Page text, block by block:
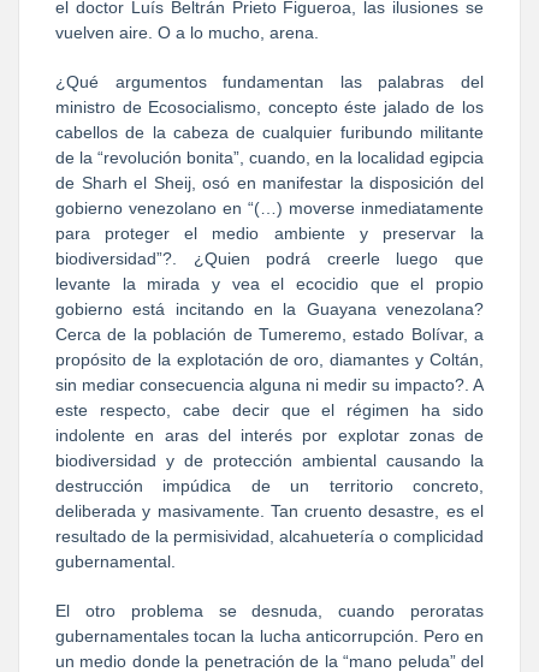
el doctor Luís Beltrán Prieto Figueroa, las ilusiones se
vuelven aire. O a lo mucho, arena.
¿Qué argumentos fundamentan las palabras del
ministro de Ecosocialismo, concepto éste jalado de los
cabellos de la cabeza de cualquier furibundo militante
de la “revolución bonita”, cuando, en la localidad egipcia
de Sharh el Sheij, osó en manifestar la disposición del
gobierno venezolano en “(…) moverse inmediatamente
para proteger el medio ambiente y preservar la
biodiversidad”?. ¿Quien podrá creerle luego que
levante la mirada y vea el ecocidio que el propio
gobierno está incitando en la Guayana venezolana?
Cerca de la población de Tumeremo, estado Bolívar, a
propósito de la explotación de oro, diamantes y Coltán,
sin mediar consecuencia alguna ni medir su impacto?. A
este respecto, cabe decir que el régimen ha sido
indolente en aras del interés por explotar zonas de
biodiversidad y de protección ambiental causando la
destrucción impúdica de un territorio concreto,
deliberada y masivamente. Tan cruento desastre, es el
resultado de la permisividad, alcahuetería o complicidad
gubernamental.
El otro problema se desnuda, cuando peroratas
gubernamentales tocan la lucha anticorrupción. Pero en
un medio donde la penetración de la “mano peluda” del